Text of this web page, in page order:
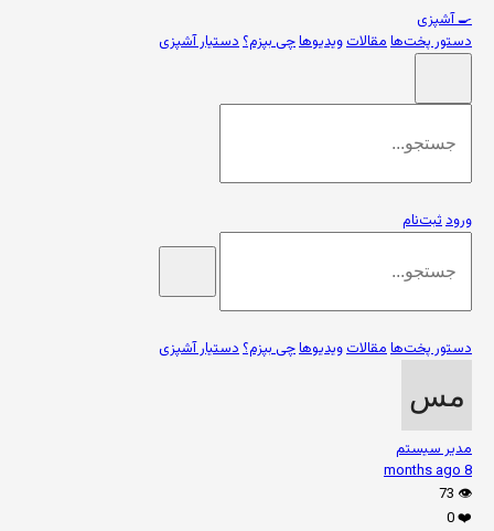
🍳آشپزی
دستور پخت‌هامقالاتویدیوهاچی بپزم؟دستیار آشپزی
ورودثبت‌نام
دستور پخت‌هامقالاتویدیوهاچی بپزم؟دستیار آشپزی
مدیر سیستم
8 months ago
👁️
73
❤️
0